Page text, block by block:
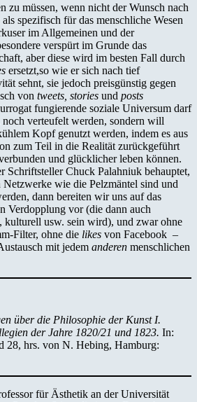
zu müssen, wenn nicht der Wunsch nach
spezifisch für das menschliche Wesen
im Allgemeinen und der
verspürt im Grunde das
aber diese wird im besten Fall durch
ersetzt,so wie er sich nach tief
sehnt, sie jedoch preisgünstig gegen
von tweets, stories und posts
fungierende soziale Universum darf
verteufelt werden, sondern will
Kopf genutzt werden, indem es aus
zum Teil in die Realität zurückgeführt
und glücklicher leben können.
Schriftsteller Chuck Palahniuk behauptet,
Netzwerke wie die Pelzmäntel sind und
dann bereiten wir uns auf das
Verdopplung vor (die dann auch
kulturell usw. sein wird), und zwar ohne
Filter, ohne die likes von Facebook –
mit jedem anderen menschlichen
über die Philosophie der Kunst I.
der Jahre 1820/21 und 1823. In:
28, hrs. von N. Hebing, Hamburg:
für Ästhetik an der Universität